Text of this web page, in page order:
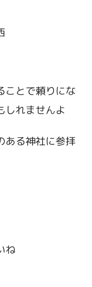
ことで頼りにな
しれませんよ
ある神社に参拝
ね